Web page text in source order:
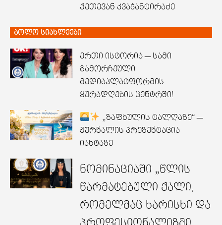
ქეთევან კვაჭანტირაძე
ბოლო სიახლეები
ერთი ისტორია — სამი
გამორჩეული
მედიაპლატფორმის
ყურადღების ცენტრში!
„ზაფხულის ტალღაზე“ —
ჟურნალის პრეზენტაცია
იახტაზე
ნომინაციაში „წლის
წარმატებული ქალი,
რომელმაც ხარისხი და